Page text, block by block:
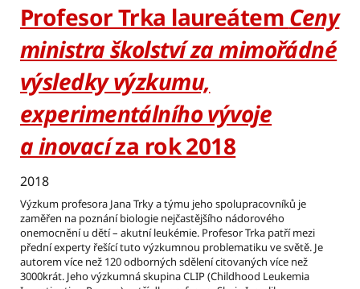
Profesor Trka laureátem Ceny
ministra školství za mimořádné
výsledky výzkumu,
experimentálního vývoje
a inovacíza rok 2018
2018
Výzkum profesora Jana Trky a týmu jeho spolupracovníků je
zaměřen na poznání biologie nejčastějšího nádorového
onemocnění u dětí – akutní leukémie. Profesor Trka patří mezi
přední experty řešící tuto výzkumnou problematiku ve světě. Je
autorem více než 120 odborných sdělení citovaných více než
3000krát. Jeho výzkumná skupina CLIP (Childhood Leukemia